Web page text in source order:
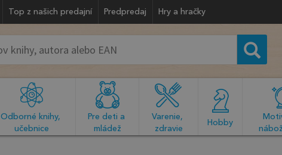
Top z našich predajní Predpredaj Hry a hračky
Odborné knihy,
učebnice
Pre deti a
mládež
Varenie,
zdravie
Hobby